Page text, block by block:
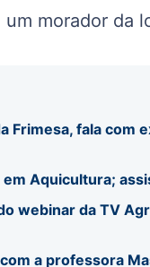
morador da
Frimesa, fala com
Aquicultura;
webinar da TV
a professora